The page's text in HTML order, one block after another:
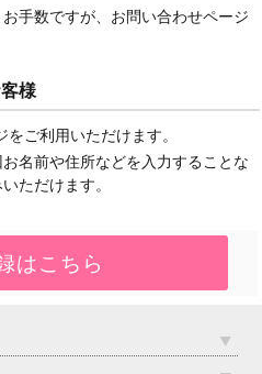
手数ですが、お問い合わせページ
様
ご利用いただけます。
名前や住所などを入力することな
ただけます。